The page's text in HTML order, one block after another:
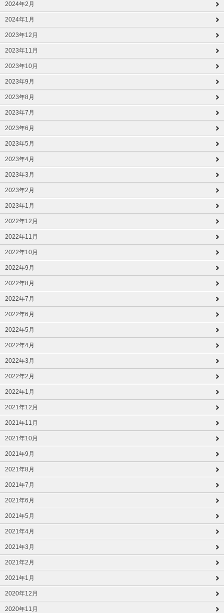
2024年2月
2024年1月
2023年12月
2023年11月
2023年10月
2023年9月
2023年8月
2023年7月
2023年6月
2023年5月
2023年4月
2023年3月
2023年2月
2023年1月
2022年12月
2022年11月
2022年10月
2022年9月
2022年8月
2022年7月
2022年6月
2022年5月
2022年4月
2022年3月
2022年2月
2022年1月
2021年12月
2021年11月
2021年10月
2021年9月
2021年8月
2021年7月
2021年6月
2021年5月
2021年4月
2021年3月
2021年2月
2021年1月
2020年12月
2020年11月